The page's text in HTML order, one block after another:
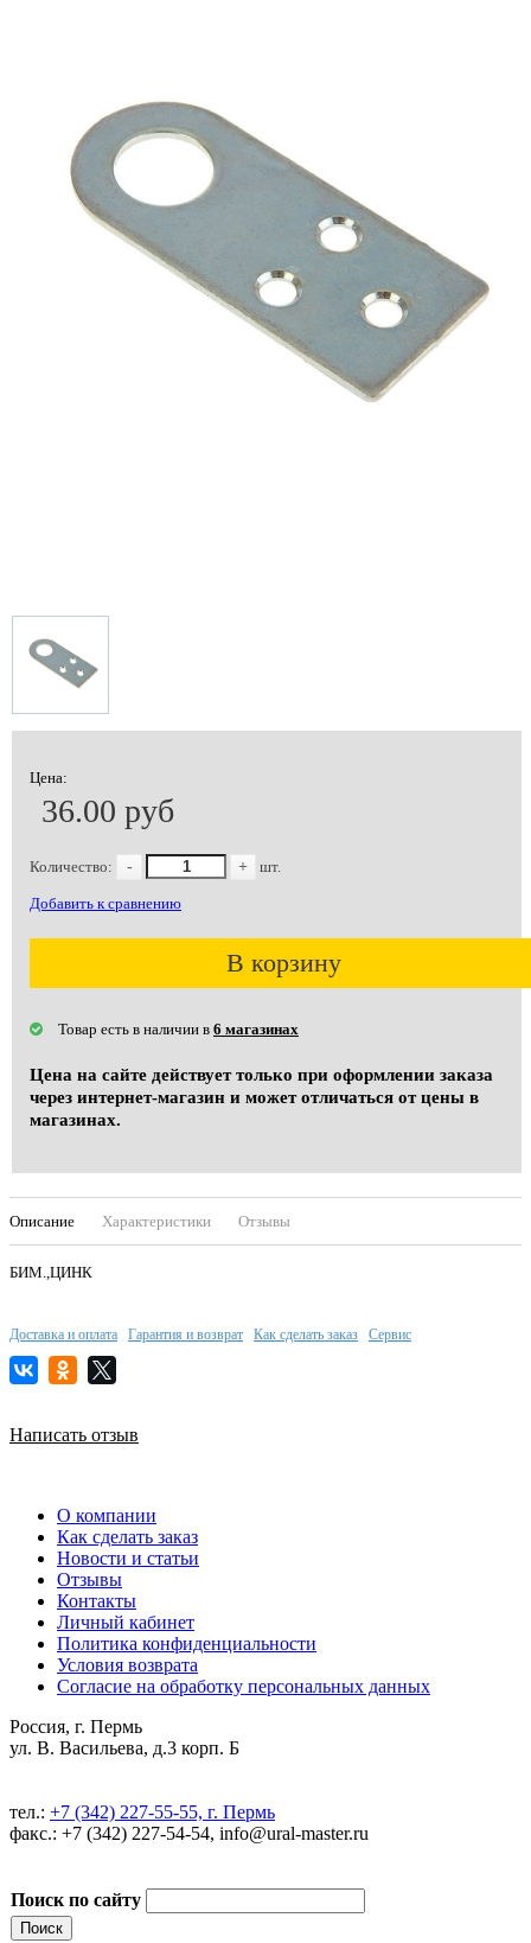
Цена:
36.00 руб
Количество: - + шт.
Добавить к сравнению
В корзину
Товар есть в наличии в 6 магазинах
Цена на сайте действует только при оформлении заказа
через интернет-магазин и может отличаться от цены в
магазинах.
Описание Характеристики Отзывы
БИМ.,ЦИНК
Доставка и оплата Гарантия и возврат Как сделать заказ Сервис
Написать отзыв
О компании
Как сделать заказ
Новости и статьи
Отзывы
Контакты
Личный кабинет
Политика конфиденциальности
Условия возврата
Согласие на обработку персональных данных
Россия, г. Пермь
ул. В. Васильева, д.3 корп. Б
тел.: +7 (342) 227-55-55, г. Пермь
факс.: +7 (342) 227-54-54, info@ural-master.ru
Поиск по сайту